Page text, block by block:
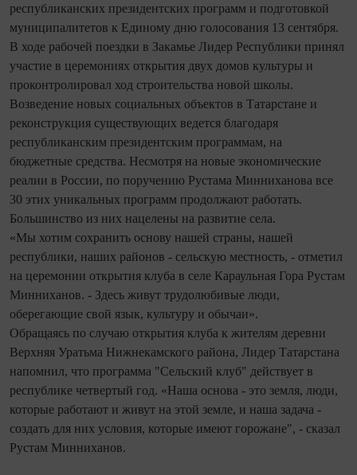
республиканских президентских программ и подготовкой
муниципалитетов к Единому дню голосования 13 сентября.
В ходе рабочей поездки в Закамье Лидер Республики принял
участие в церемониях открытия двух домов культуры и
проконтролировал ход строительства новой школы.
Возведение новых социальных объектов в Татарстане и
реконструкция существующих ведется благодаря
республиканским президентским программам, на
бюджетные средства. Несмотря на новые экономические
реалии в России, по поручению Рустама Минниханова все
30 этих уникальных программ продолжают работать.
Большинство из них нацелены на развитие села.
«Мы хотим сохранить основу нашей страны, нашей
республики, наших районов - сельскую местность, - отметил
на церемонии открытия клуба в селе Караульная Гора Рустам
Минниханов. - Здесь живут трудолюбивые люди,
оберегающие свой язык, культуру и обычаи».
Обращаясь по случаю открытия клуба к жителям деревни
Верхняя Уратьма Нижнекамского района, Лидер Татарстана
напомнил, что программа "Сельский клуб" действует в
республике четвертый год. «Наша основа - это земля, люди,
которые работают и живут на этой земле, и наша задача -
создать для них условия, которые имеют горожане", - сказал
Рустам Минниханов.